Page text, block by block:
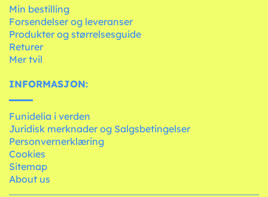
Min bestilling
Forsendelser og leveranser
Produkter og størrelsesguide
Returer
Mer tvil
INFORMASJON:
Funidelia i verden
Juridisk merknader og Salgsbetingelser
Personvernerklæring
Cookies
Sitemap
About us